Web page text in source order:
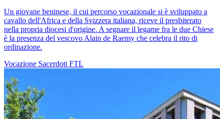
Un giovane beninese, il cui percorso vocazionale si è sviluppato a
cavallo dell'Africa e della Svizzera italiana, riceve il presbiterato
nella propria diocesi d'origine. A segnare il legame fra le due Chiese
è la presenza del vescovo Alain de Raemy che celebra il rito di
ordinazione.
Vocazione Sacerdoti FTL